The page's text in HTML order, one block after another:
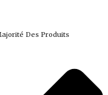
Des Produits